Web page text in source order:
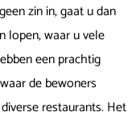
zin in, gaat u dan
lopen, waar u vele
een prachtig
de bewoners
restaurants. Het